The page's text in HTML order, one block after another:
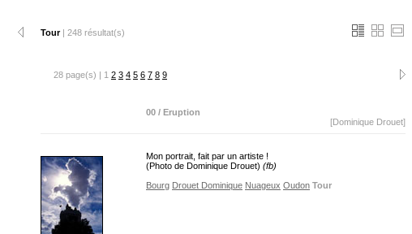
Tour| 248 résultat(s)
28 page(s) | 1 2 3 4 5 6 7 8 9
00 / Eruption
[Dominique Drouet]
Mon portrait, fait par un artiste !
(Photo de Dominique Drouet) (fb)
Bourg Drouet Dominique Nuageux Oudon Tour